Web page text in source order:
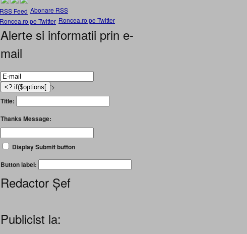
Abonare RSS
Roncea.ro pe Twitter
Alerte si informatii prin e-
mail
'>
Title:
Thanks Message:
Display Submit button
Button label:
Redactor Șef
Publicist la: